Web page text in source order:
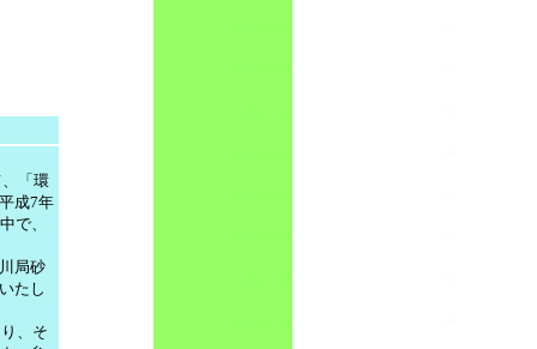
「環
成7年
で、
局砂
たし
、そ